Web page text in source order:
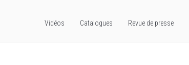
Vidéos Catalogues Revue de presse